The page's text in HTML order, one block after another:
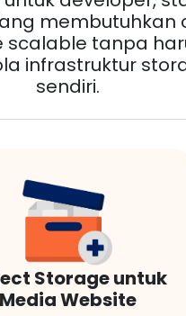
membutuhkan
scalable tanpa
infrastruktur
sendiri.
Storage untuk
Media Website